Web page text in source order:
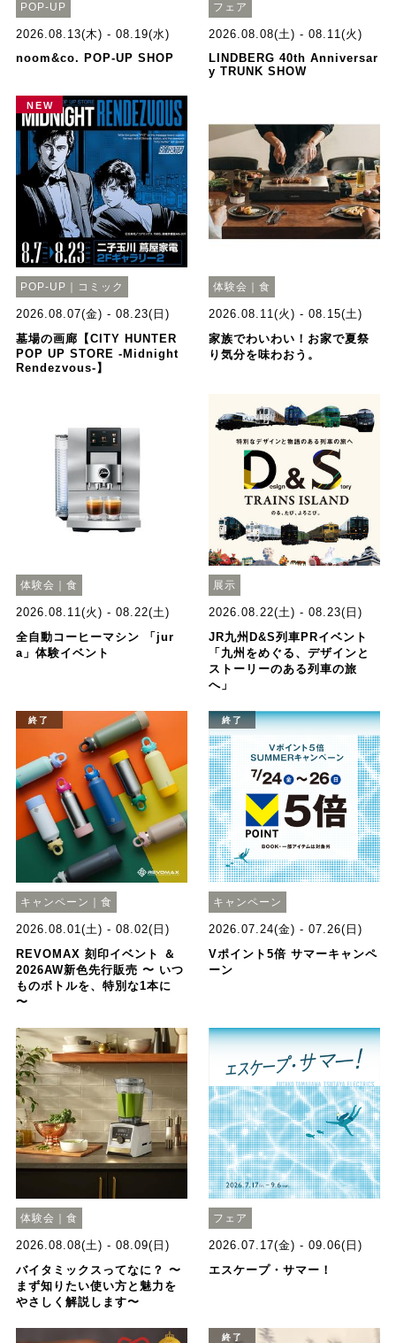
POP-UP
2026.08.13(木) - 08.19(水)
noom&co. POP-UP SHOP
フェア
2026.08.08(土) - 08.11(火)
LINDBERG 40th Anniversar
y TRUNK SHOW
NEW
POP-UP｜コミック
2026.08.07(金) - 08.23(日)
墓場の画廊【CITY HUNTER
POP UP STORE -Midnight
Rendezvous-】
体験会｜食
2026.08.11(火) - 08.15(土)
家族でわいわい！お家で夏祭
り気分を味わおう。
体験会｜食
2026.08.11(火) - 08.22(土)
全自動コーヒーマシン 「jur
a」体験イベント
展示
2026.08.22(土) - 08.23(日)
JR九州D&S列車PRイベント
「九州をめぐる、デザインと
ストーリーのある列車の旅
へ」
終了
キャンペーン｜食
2026.08.01(土) - 08.02(日)
REVOMAX 刻印イベント ＆
2026AW新色先行販売 〜 いつ
ものボトルを、特別な1本に
〜
終了
キャンペーン
2026.07.24(金) - 07.26(日)
Vポイント5倍 サマーキャンペ
ーン
体験会｜食
2026.08.08(土) - 08.09(日)
バイタミックスってなに？ 〜
まず知りたい使い方と魅力を
やさしく解説します〜
フェア
2026.07.17(金) - 09.06(日)
エスケープ・サマー！
終了